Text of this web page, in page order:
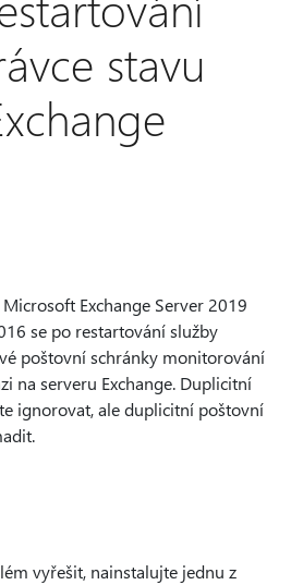
stavu
Exchange Server 2019
se po restartování služby
poštovní schránky monitorování
na serveru Exchange. Duplicitní
ignorovat, ale duplicitní poštovní
vyřešit, nainstalujte jednu z